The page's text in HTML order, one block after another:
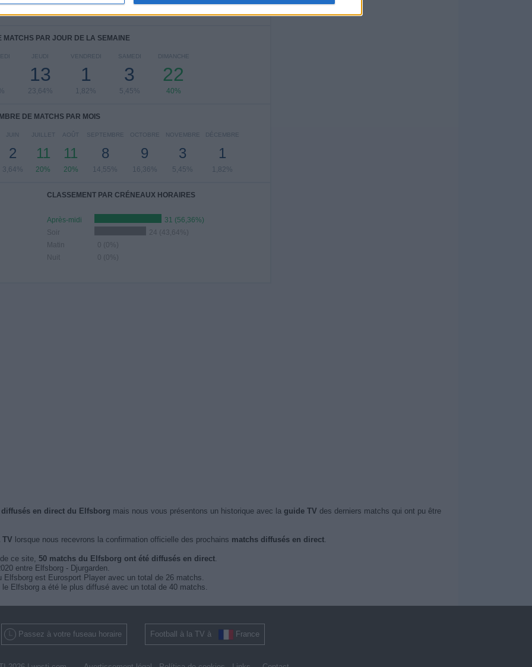
MATCHS PAR JOUR DE LA SEMAINE
JEUDI
13
23,64%
VENDREDI
1
1,82%
SAMEDI
3
5,45%
DIMANCHE
22
40%
DE MATCHS PAR MOIS
JUIN
2
3,64%
JUILLET
11
20%
AOÛT
11
20%
SEPTEMBRE
8
14,55%
OCTOBRE
9
16,36%
NOVEMBRE
3
5,45%
DÉCEMBRE
1
1,82%
CLASSEMENT PAR CRÉNEAUX HORAIRES
Après-midi
31 (56,36%)
Soir
24 (43,64%)
Matin
0 (0%)
Nuit
0 (0%)
en direct du Elfsborg mais nous vous présentons un historique avec la guide TV des derniers matchs qui ont pu être
lorsque nous recevrons la confirmation officielle des prochains matchs diffusés en direct.
ce site, 50 matchs du Elfsborg ont été diffusés en direct.
entre Elfsborg - Djurgarden.
est Eurosport Player avec un total de 26 matchs.
Elfsborg a été le plus diffusé avec un total de 40 matchs.
Passez à votre fuseau horaire Football à la TV à France